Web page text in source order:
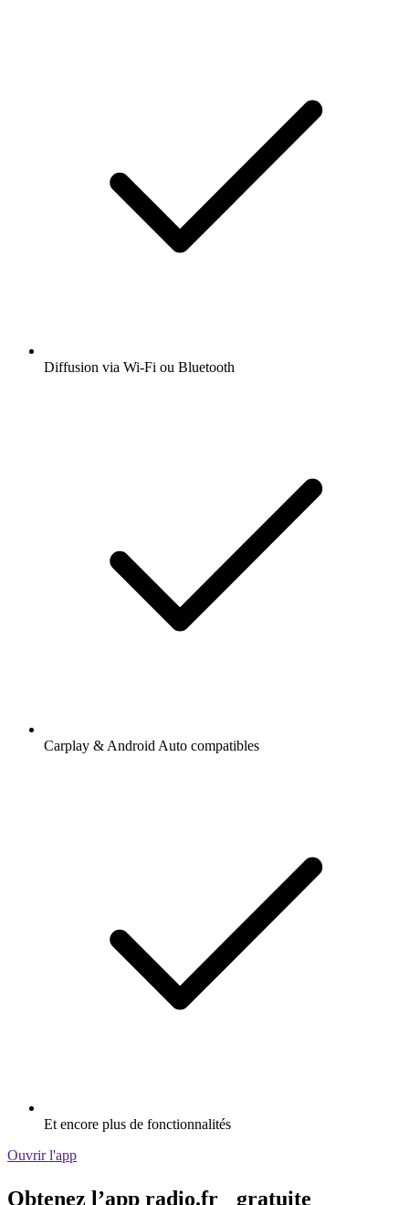
Diffusion via Wi-Fi ou Bluetooth
Carplay & Android Auto compatibles
Et encore plus de fonctionnalités
Ouvrir l'app
Obtenez l’app radio.fr gratuite